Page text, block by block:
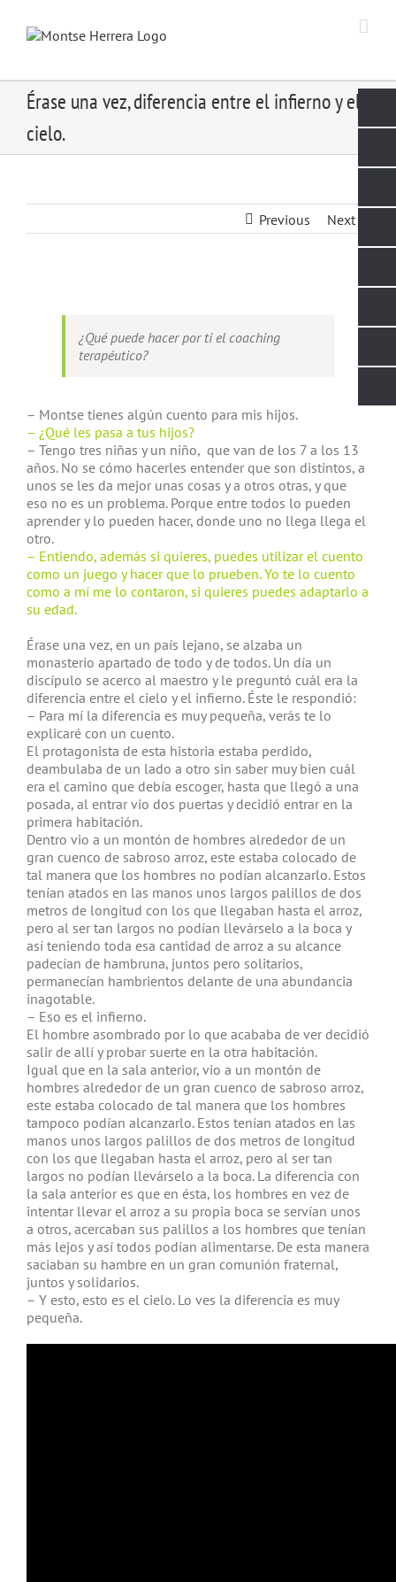
content
Érase una vez, diferencia entre el infierno y el
cielo.
Previous Next
Larger
¿Qué puede hacer por ti el coaching
terapéutico?
– Montse tienes algún cuento para mis hijos.
– ¿Qué les pasa a tus hijos?
– Tengo tres niñas y un niño, que van de los 7 a los 13
años. No se cómo hacerles entender que son distintos, a
unos se les da mejor unas cosas y a otros otras, y que
eso no es un problema. Porque entre todos lo pueden
aprender y lo pueden hacer, donde uno no llega llega el
otro.
– Entiendo, además si quieres, puedes utilizar el cuento
como un juego y hacer que lo prueben. Yo te lo cuento
como a mí me lo contaron, si quieres puedes adaptarlo a
su edad.
Érase una vez, en un país lejano, se alzaba un
monasterio apartado de todo y de todos. Un día un
discípulo se acerco al maestro y le preguntó cuál era la
diferencia entre el cielo y el infierno. Éste le respondió:
– Para mí la diferencia es muy pequeña, verás te lo
explicaré con un cuento.
El protagonista de esta historia estaba perdido,
deambulaba de un lado a otro sin saber muy bien cuál
era el camino que debía escoger, hasta que llegó a una
posada, al entrar vio dos puertas y decidió entrar en la
primera habitación.
Dentro vio a un montón de hombres alrededor de un
gran cuenco de sabroso arroz, este estaba colocado de
tal manera que los hombres no podían alcanzarlo. Estos
tenían atados en las manos unos largos palillos de dos
metros de longitud con los que llegaban hasta el arroz,
pero al ser tan largos no podían llevárselo a la boca y
así teniendo toda esa cantidad de arroz a su alcance
padecían de hambruna, juntos pero solitarios,
permanecían hambrientos delante de una abundancia
inagotable.
– Eso es el infierno.
El hombre asombrado por lo que acababa de ver decidió
salir de allí y probar suerte en la otra habitación.
Igual que en la sala anterior, vio a un montón de
hombres alrededor de un gran cuenco de sabroso arroz,
este estaba colocado de tal manera que los hombres
tampoco podían alcanzarlo. Estos tenían atados en las
manos unos largos palillos de dos metros de longitud
con los que llegaban hasta el arroz, pero al ser tan
largos no podían llevárselo a la boca. La diferencia con
la sala anterior es que en ésta, los hombres en vez de
intentar llevar el arroz a su propia boca se servían unos
a otros, acercaban sus palillos a los hombres que tenían
más lejos y así todos podían alimentarse. De esta manera
saciaban su hambre en un gran comunión fraternal,
juntos y solidarios.
– Y esto, esto es el cielo. Lo ves la diferencia es muy
pequeña.